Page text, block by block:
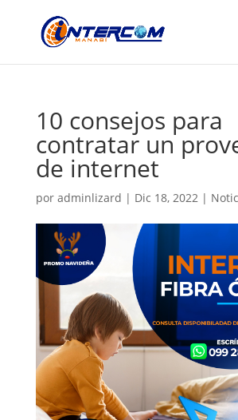
10 consejos para
contratar un
de internet
por adminlizard | Dic 18, 2022|